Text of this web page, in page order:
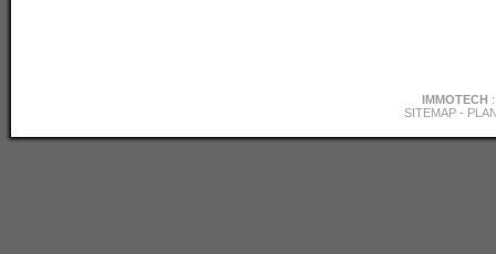
IMMOTECH
SITEMAP -